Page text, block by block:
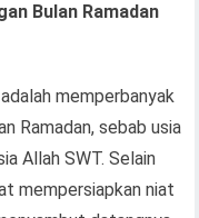
Bulan Ramadan
memperbanyak
Ramadan, sebab usia
Allah SWT. Selain
mempersiapkan niat